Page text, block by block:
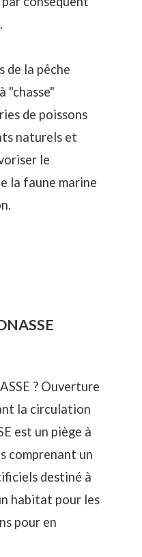
de la pêche
"chasse"
de poissons
naturels et
le
la faune marine
? Ouverture
la circulation
est un piège à
comprenant un
destiné à
habitat pour les
pour en